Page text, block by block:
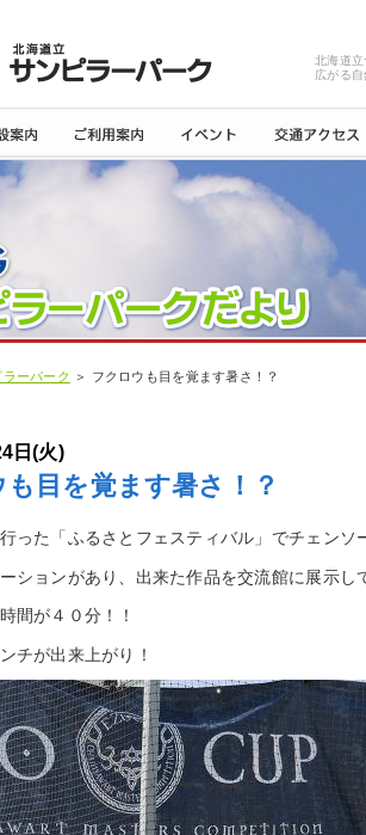
北海道
広がる
ーパーク ＞ フクロウも目を覚ます暑さ！？
日(火)
目を覚ます暑さ！？
った「ふるさとフェスティバル」でチェンソ
ションがあり、出来た作品を交流館に展示し
間が４０分！！
チが出来上がり！